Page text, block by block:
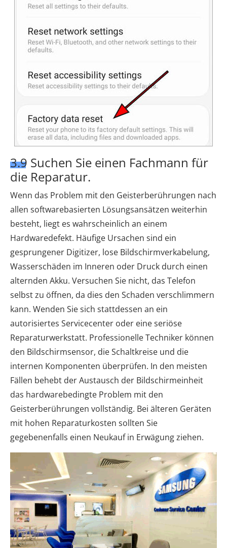
3.9 Suchen Sie einen Fachmann für
die Reparatur.
Wenn das Problem mit den Geisterberührungen nach
allen softwarebasierten Lösungsansätzen weiterhin
besteht, liegt es wahrscheinlich an einem
Hardwaredefekt. Häufige Ursachen sind ein
gesprungener Digitizer, lose Bildschirmverkabelung,
Wasserschäden im Inneren oder Druck durch einen
alternden Akku. Versuchen Sie nicht, das Telefon
selbst zu öffnen, da dies den Schaden verschlimmern
kann. Wenden Sie sich stattdessen an ein
autorisiertes Servicecenter oder eine seriöse
Reparaturwerkstatt. Professionelle Techniker können
den Bildschirmsensor, die Schaltkreise und die
internen Komponenten überprüfen. In den meisten
Fällen behebt der Austausch der Bildschirmeinheit
das hardwarebedingte Problem mit den
Geisterberührungen vollständig. Bei älteren Geräten
mit hohen Reparaturkosten sollten Sie
gegebenenfalls einen Neukauf in Erwägung ziehen.